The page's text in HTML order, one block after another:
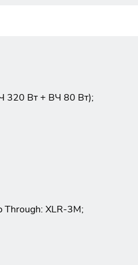
320 Вт + ВЧ 80 Вт);
XLR-3M;